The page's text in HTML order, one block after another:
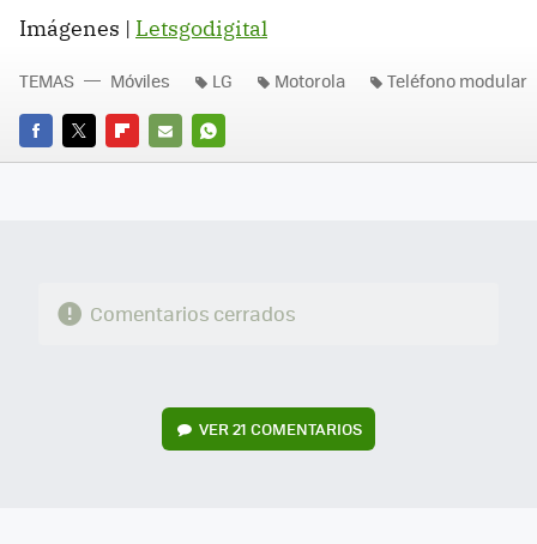
Imágenes | Letsgodigital
FACEBOOK
TWITTERFLIPBOARD
E-
WHATSAPP
TEMAS Móviles LG Motorola Teléfono modular
Comentarios cerrados
VER21 COMENTARIOS